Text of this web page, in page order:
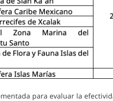
para evaluar la